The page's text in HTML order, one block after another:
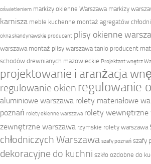
oświetleniem markizy okienne Warszawa markizy
karnisza meble kuchenne montaż agregatów
okna skandynawskie producent plisy okienne
warszawa montaż plisy warszawa tanio producent
schodów drewnianych mazowieckie Projektant wnętrz
projektowanie i aranżacja
regulowanie okien regulowanie
aluminiowe warszawa rolety materiałowe
poznań rolety okienne warszawa rolety wewnętrzne
zewnętrzne warszawa rzymskie rolety warszawa
chłodniczych Warszawa szafy poznań szafy
dekoracyjne do kuchni szkło ozdobne do